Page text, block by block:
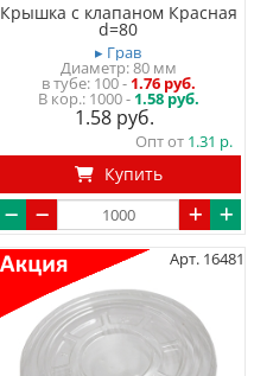
Крышка с клапаном Красная
d=80
▸ Грав
Диаметр: 80 мм
в тубе 100- 1.76 руб.
1000 - 1.58 руб.
1.58
Опт от 1.31
Купить
Арт. 16481